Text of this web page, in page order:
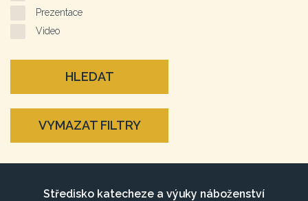
Prezentace
Video
HLEDAT
VYMAZAT FILTRY
Středisko katecheze a výuky náboženství